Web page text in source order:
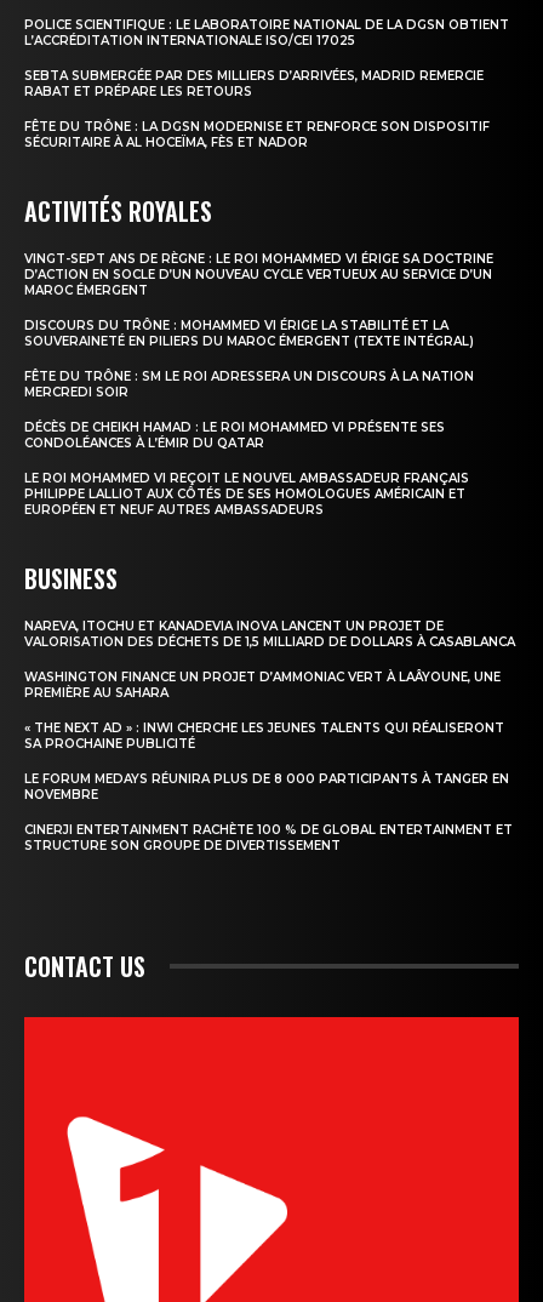
POLICE SCIENTIFIQUE : LE LABORATOIRE NATIONAL DE LA DGSN OBTIENT
L’ACCRÉDITATION INTERNATIONALE ISO/CEI 17025
SEBTA SUBMERGÉE PAR DES MILLIERS D’ARRIVÉES, MADRID REMERCIE
RABAT ET PRÉPARE LES RETOURS
FÊTE DU TRÔNE : LA DGSN MODERNISE ET RENFORCE SON DISPOSITIF
SÉCURITAIRE À AL HOCEÏMA, FÈS ET NADOR
ACTIVITÉS ROYALES
VINGT-SEPT ANS DE RÈGNE : LE ROI MOHAMMED VI ÉRIGE SA DOCTRINE
D’ACTION EN SOCLE D’UN NOUVEAU CYCLE VERTUEUX AU SERVICE D’UN
MAROC ÉMERGENT
DISCOURS DU TRÔNE : MOHAMMED VI ÉRIGE LA STABILITÉ ET LA
SOUVERAINETÉ EN PILIERS DU MAROC ÉMERGENT (TEXTE INTÉGRAL)
FÊTE DU TRÔNE : SM LE ROI ADRESSERA UN DISCOURS À LA NATION
MERCREDI SOIR
DÉCÈS DE CHEIKH HAMAD : LE ROI MOHAMMED VI PRÉSENTE SES
CONDOLÉANCES À L’ÉMIR DU QATAR
LE ROI MOHAMMED VI REÇOIT LE NOUVEL AMBASSADEUR FRANÇAIS
PHILIPPE LALLIOT AUX CÔTÉS DE SES HOMOLOGUES AMÉRICAIN ET
EUROPÉEN ET NEUF AUTRES AMBASSADEURS
BUSINESS
NAREVA, ITOCHU ET KANADEVIA INOVA LANCENT UN PROJET DE
VALORISATION DES DÉCHETS DE 1,5 MILLIARD DE DOLLARS À CASABLANCA
WASHINGTON FINANCE UN PROJET D’AMMONIAC VERT À LAÂYOUNE, UNE
PREMIÈRE AU SAHARA
« THE NEXT AD » : INWI CHERCHE LES JEUNES TALENTS QUI RÉALISERONT
SA PROCHAINE PUBLICITÉ
LE FORUM MEDAYS RÉUNIRA PLUS DE 8 000 PARTICIPANTS À TANGER EN
NOVEMBRE
CINERJI ENTERTAINMENT RACHÈTE 100 % DE GLOBAL ENTERTAINMENT ET
STRUCTURE SON GROUPE DE DIVERTISSEMENT
CONTACT US